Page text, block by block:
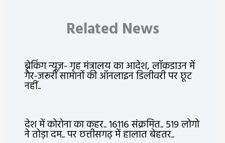
Related News
ब्रेकिंग न्यूज़- गृह मंत्रालय का आदेश, लॉकडाउन में
गैर-जरूरी सामानों की ऑनलाइन डिलीवरी पर छूट
नहीं..
देश में कोरोना का कहर.. 16116 संक्रमित.. 519 लोगो
ने तोड़ा दम.. पर छत्तीसगढ़ में हालात बेहतर..